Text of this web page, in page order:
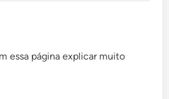
essa página explicar muito